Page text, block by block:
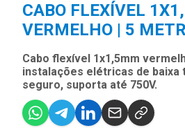
CABO FLEXÍVEL
VERMELHO | 5
Cabo flexível 1x1,5mm
instalações elétricas de baixa
seguro, suporta até 750V.